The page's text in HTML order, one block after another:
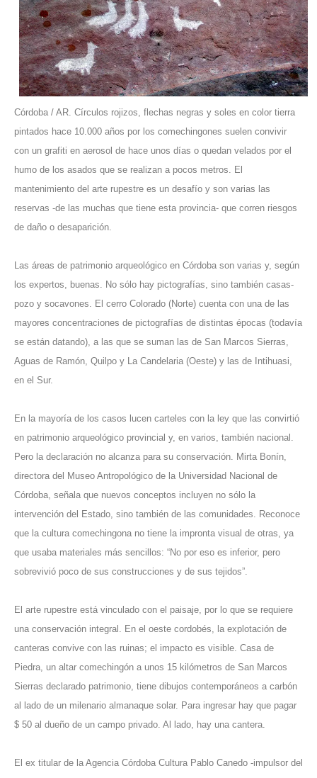
Córdoba / AR. Círculos rojizos, flechas negras y soles en color tierra
pintados hace 10.000 años por los comechingones suelen convivir
con un grafiti en aerosol de hace unos días o quedan velados por el
humo de los asados que se realizan a pocos metros. El
mantenimiento del arte rupestre es un desafío y son varias las
reservas -de las muchas que tiene esta provincia- que corren riesgos
de daño o desaparición.
Las áreas de patrimonio arqueológico en Córdoba son varias y, según
los expertos, buenas. No sólo hay pictografías, sino también casas-
pozo y socavones. El cerro Colorado (Norte) cuenta con una de las
mayores concentraciones de pictografías de distintas épocas (todavía
se están datando), a las que se suman las de San Marcos Sierras,
Aguas de Ramón, Quilpo y La Candelaria (Oeste) y las de Intihuasi,
en el Sur.
En la mayoría de los casos lucen carteles con la ley que las convirtió
en patrimonio arqueológico provincial y, en varios, también nacional.
Pero la declaración no alcanza para su conservación. Mirta Bonín,
directora del Museo Antropológico de la Universidad Nacional de
Córdoba, señala que nuevos conceptos incluyen no sólo la
intervención del Estado, sino también de las comunidades. Reconoce
que la cultura comechingona no tiene la impronta visual de otras, ya
que usaba materiales más sencillos: “No por eso es inferior, pero
sobrevivió poco de sus construcciones y de sus tejidos”.
El arte rupestre está vinculado con el paisaje, por lo que se requiere
una conservación integral. En el oeste cordobés, la explotación de
canteras convive con las ruinas; el impacto es visible. Casa de
Piedra, un altar comechingón a unos 15 kilómetros de San Marcos
Sierras declarado patrimonio, tiene dibujos contemporáneos a carbón
al lado de un milenario almanaque solar. Para ingresar hay que pagar
$ 50 al dueño de un campo privado. Al lado, hay una cantera.
El ex titular de la Agencia Córdoba Cultura Pablo Canedo -impulsor del